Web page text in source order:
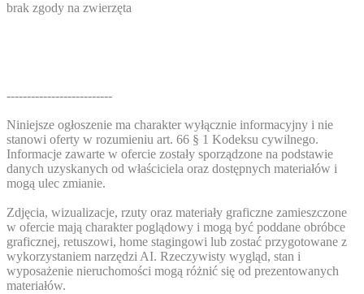
brak zgody na zwierzęta
--------------------------
Niniejsze ogłoszenie ma charakter wyłącznie informacyjny i nie
stanowi oferty w rozumieniu art. 66 § 1 Kodeksu cywilnego.
Informacje zawarte w ofercie zostały sporządzone na podstawie
danych uzyskanych od właściciela oraz dostępnych materiałów i
mogą ulec zmianie.
Zdjęcia, wizualizacje, rzuty oraz materiały graficzne zamieszczone
w ofercie mają charakter poglądowy i mogą być poddane obróbce
graficznej, retuszowi, home stagingowi lub zostać przygotowane z
wykorzystaniem narzędzi AI. Rzeczywisty wygląd, stan i
wyposażenie nieruchomości mogą różnić się od prezentowanych
materiałów.